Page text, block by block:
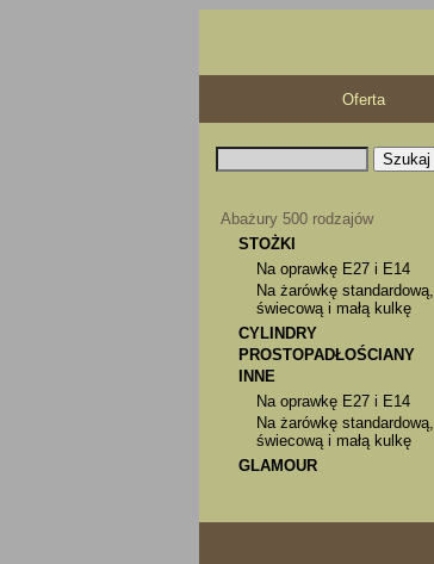
Oferta
Abażury 500 rodzajów
STOŻKI
Na oprawkę E27 i E14
Na żarówkę standardową,
świecową i małą kulkę
CYLINDRY
PROSTOPADŁOŚCIANY
INNE
Na oprawkę E27 i E14
Na żarówkę standardową,
świecową i małą kulkę
GLAMOUR